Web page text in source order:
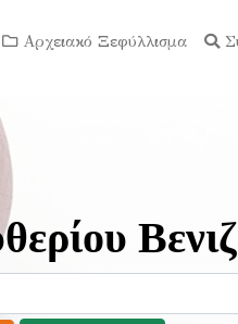
Αρχειακό Ξεφύλλισμα